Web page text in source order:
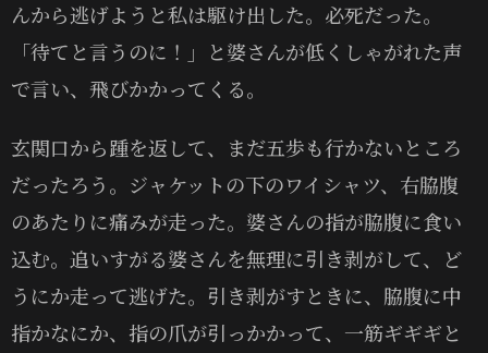
んから逃げようと私は駆け出した。必死だった。
「待てと言うのに！」と婆さんが低くしゃがれた声
で言い、飛びかかってくる。
玄関口から踵を返して、まだ五歩も行かないところ
だったろう。ジャケットの下のワイシャツ、右脇腹
のあたりに痛みが走った。婆さんの指が脇腹に食い
込む。追いすがる婆さんを無理に引き剥がして、ど
うにか走って逃げた。引き剥がすときに、脇腹に中
指かなにか、指の爪が引っかかって、一筋ギギギと